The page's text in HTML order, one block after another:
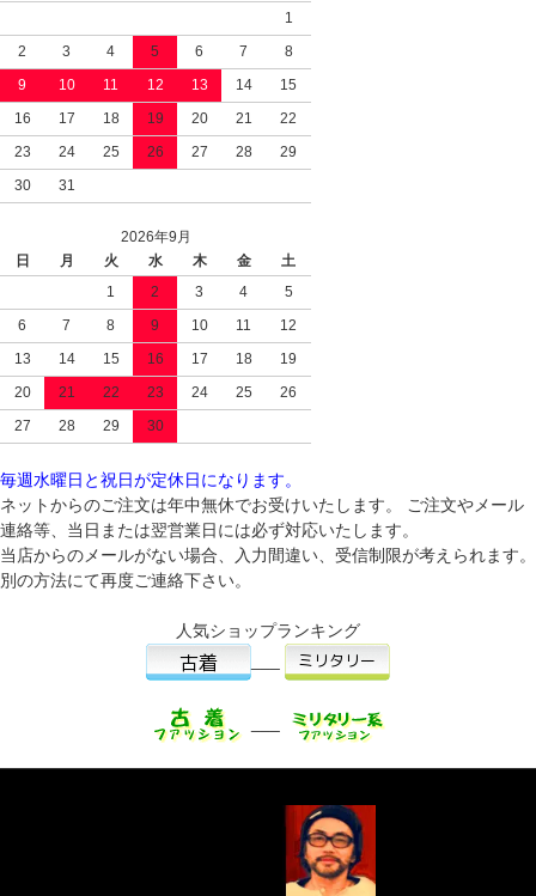
1
2
3 4 5 6 7
8
9
10 11 12 13 14
15
16
17 18 19 20 21
22
23
24 25 26 27 28
29
30
31
2026年9月
日
月 火 水 木 金
土
1
2 3 4
5
6
7 8 9 10 11
12
13
14 15 16 17 18
19
20
21 22 23 24 25
26
27
28 29 30
毎週水曜日と祝日が定休日になります。
ネットからのご注文は年中無休でお受けいたします。 ご注文やメール
連絡等、当日または翌営業日には必ず対応いたします。
当店からのメールがない場合、入力間違い、受信制限が考えられます。
別の方法にて再度ご連絡下さい。
人気ショップランキング